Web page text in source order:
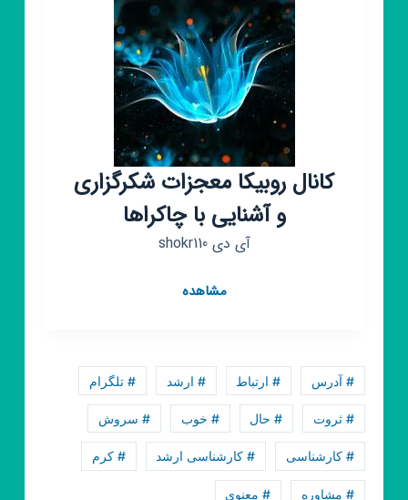
کانال روبیکا معجزات شکرگزاری
و آشنایی با چاکراها
آی دی shokr110
مشاهدهکانال
و
آشنایی
با
چاکراها
# آدرس # ارتباط # ارشد # تلگرام
# ثروت # حال # خوب # سروش
# کارشناسی # کارشناسی ارشد # کرم
# مشاوره # معنوی